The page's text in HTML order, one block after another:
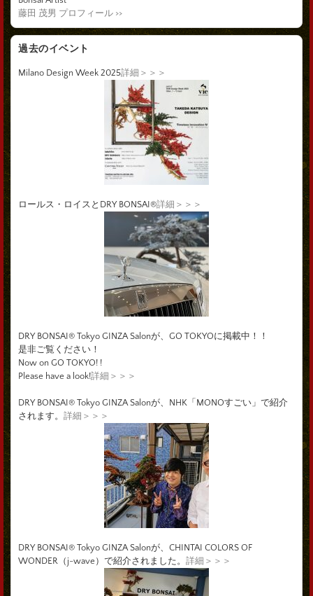
藤田 茂男 プロフィール >>
過去のイベント
Milano Design Week 2025詳細＞＞＞
ロールス・ロイスとDRY BONSAI®詳細＞＞＞
DRY BONSAI® Tokyo GINZA Salonが、GO TOKYOに掲載中！！
是非ご覧ください！
Now on GO TOKYO! !
Please have a look!詳細＞＞＞
DRY BONSAI® Tokyo GINZA Salonが、NHK「MONOすごい」で紹介
されます。 詳細＞＞＞
DRY BONSAI® Tokyo GINZA Salonが、CHINTAI COLORS OF
WONDER（j-wave）で紹介されました。 詳細＞＞＞